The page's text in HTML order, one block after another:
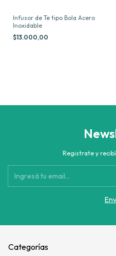
Infusor de Te tipo Bola Acero
Inoxidable
$13.000,00
Registrate y
Categorías